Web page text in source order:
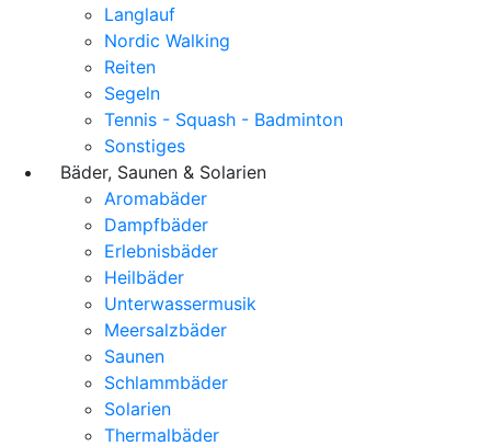
Langlauf
Nordic Walking
Reiten
Segeln
Tennis - Squash - Badminton
Sonstiges
Bäder, Saunen & Solarien
Aromabäder
Dampfbäder
Erlebnisbäder
Heilbäder
Unterwassermusik
Meersalzbäder
Saunen
Schlammbäder
Solarien
Thermalbäder